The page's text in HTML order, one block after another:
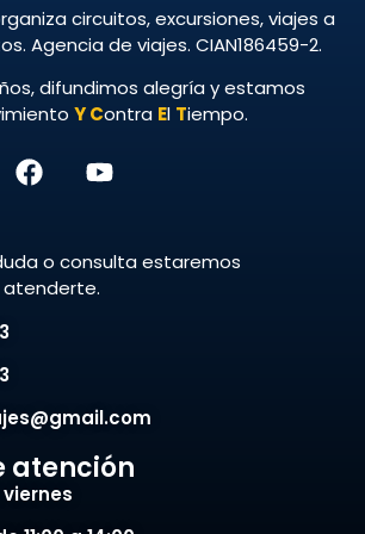
circuitos, excursiones, viajes a
Agencia de viajes. CIAN186459-2.
difundimos alegría y estamos
YContra El Tiempo.
o consulta estaremos
atención